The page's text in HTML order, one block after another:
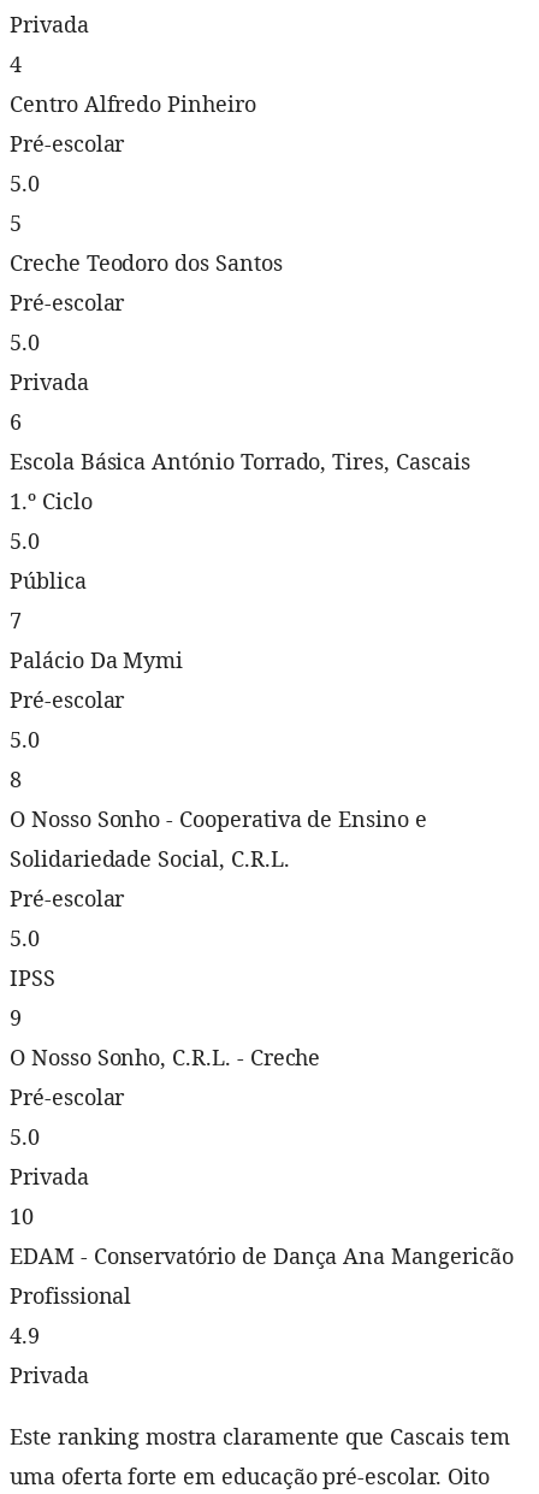
Privada
4
Centro Alfredo Pinheiro
Pré-escolar
5.0
5
Creche Teodoro dos Santos
Pré-escolar
5.0
Privada
6
Escola Básica António Torrado, Tires, Cascais
1.º Ciclo
5.0
Pública
7
Palácio Da Mymi
Pré-escolar
5.0
8
O Nosso Sonho - Cooperativa de Ensino e
Solidariedade Social, C.R.L.
Pré-escolar
5.0
IPSS
9
O Nosso Sonho, C.R.L. - Creche
Pré-escolar
5.0
Privada
10
EDAM - Conservatório de Dança Ana Mangericão
Profissional
4.9
Privada
Este ranking mostra claramente que Cascais tem
uma oferta forte em educação pré-escolar. Oito